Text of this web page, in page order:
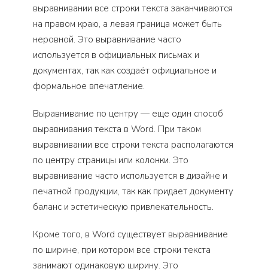
выравнивании все строки текста заканчиваются
на правом краю, а левая граница может быть
неровной. Это выравнивание часто
используется в официальных письмах и
документах, так как создаёт официальное и
формальное впечатление.
Выравнивание по центру — еще один способ
выравнивания текста в Word. При таком
выравнивании все строки текста располагаются
по центру страницы или колонки. Это
выравнивание часто используется в дизайне и
печатной продукции, так как придает документу
баланс и эстетическую привлекательность.
Кроме того, в Word существует выравнивание
по ширине, при котором все строки текста
занимают одинаковую ширину. Это